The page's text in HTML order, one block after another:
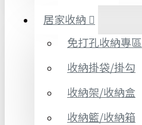
居家收納
免打孔收納專區
收納掛袋/掛勾
收納架/收納盒
收納籃/收納箱